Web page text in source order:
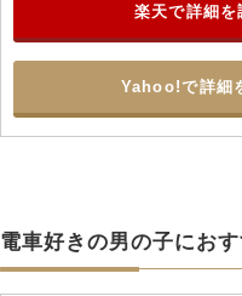
楽天で詳細を
Yahoo!で詳細
電車好きの男の子にお